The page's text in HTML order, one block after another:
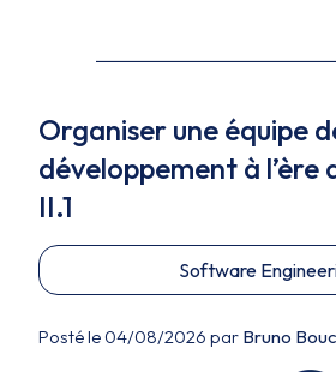
Organiser une équipe
développement à l’ère
II.1
Software
Posté le 04/08/2026 par Bruno